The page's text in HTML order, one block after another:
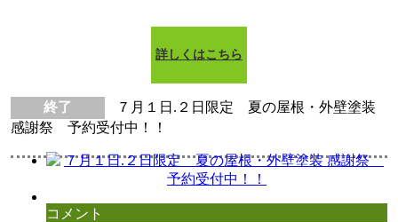
詳しくはこちら
終了
７月１日.２日限定 夏の屋根・外壁塗装
感謝祭 予約受付中！！
コメント